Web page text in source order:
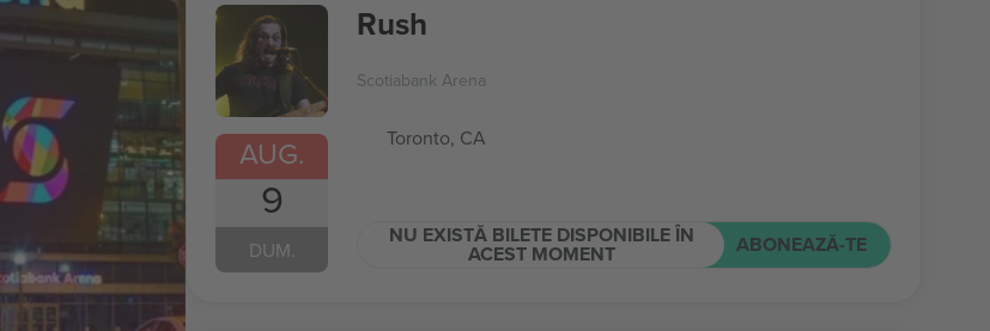
AUG.
9
DUM.
Rush
Scotiabank Arena
Toronto, CA
NU EXISTĂ BILETE DISPONIBILE ÎN
ACEST MOMENT ABONEAZĂ-TE